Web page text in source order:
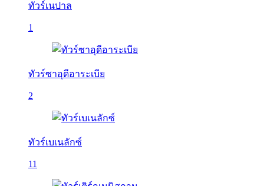
ทัวร์เนปาล
1
ทัวร์ซาอุดีอาระเบีย
2
ทัวร์เบเนลักซ์
11